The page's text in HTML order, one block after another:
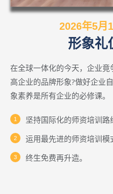
2026年5月
形象礼
在全球一体化的今天，企业
高企业的品牌形象?做好企业
象素养是所有企业的必修课。
坚持国际化的师资培训路
运用最先进的师资培训模
终生免费再升造。